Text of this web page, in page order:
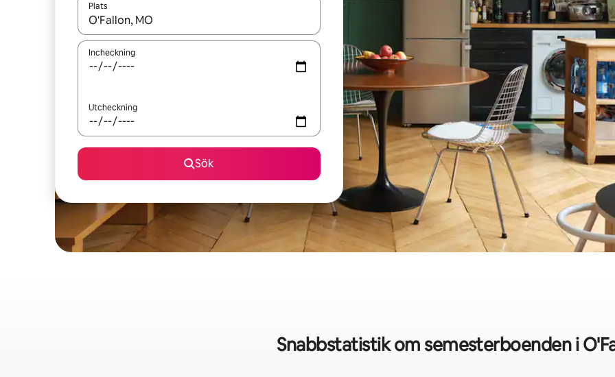
Plats
När resultaten är tillgängliga kan du navigera med upp- och nedåtpilarna eller utforska genom att trycka eller svepa.
Incheckning
Utcheckning
Sök
Snabbstatistik om semesterboenden i